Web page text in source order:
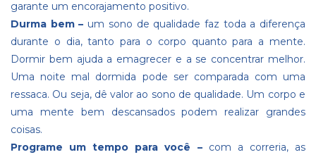
garante um encorajamento positivo.
Durma bem – um sono de qualidade faz toda a diferença
durante o dia, tanto para o corpo quanto para a mente.
Dormir bem ajuda a emagrecer e a se concentrar melhor.
Uma noite mal dormida pode ser comparada com uma
ressaca. Ou seja, dê valor ao sono de qualidade. Um corpo e
uma mente bem descansados ​​podem realizar grandes
coisas.
Programe um tempo para você –com a correria, as